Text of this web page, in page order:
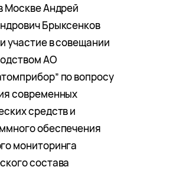
Москве Андрей
Брыксенков
участие в совещании
АО
по вопросу
современных
средств и
обеспечения
мониторинга
состава